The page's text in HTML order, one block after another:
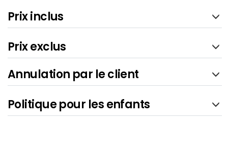
Prix inclus
Prix exclus
Annulation par le client
Politique pour les enfants